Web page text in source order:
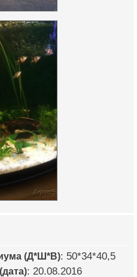
(Д*Ш*В): 50*34*40,5
: 20.08.2016